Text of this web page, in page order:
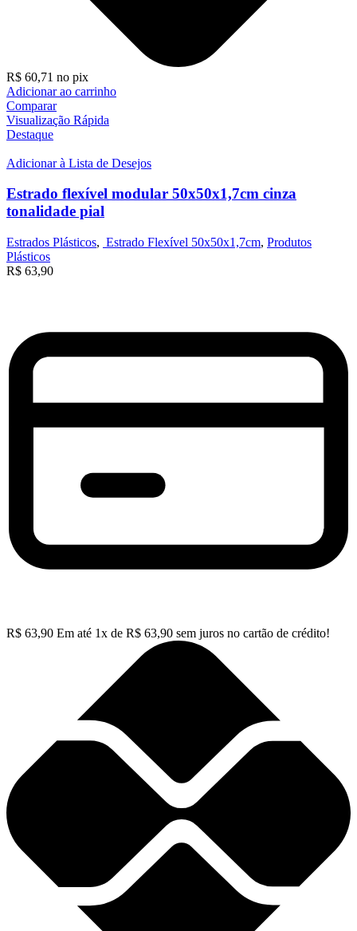
R$ 60,71 no pix
Adicionar ao carrinho
Comparar
Visualização Rápida
Destaque
Adicionar à Lista de Desejos
Estrado flexível modular 50x50x1,7cm cinza
tonalidade pial
Estrados Plásticos, Estrado Flexível 50x50x1,7cm, Produtos
Plásticos
R$ 63,90
R$ 63,90 Em até 1x de R$ 63,90 sem juros no cartão de crédito!